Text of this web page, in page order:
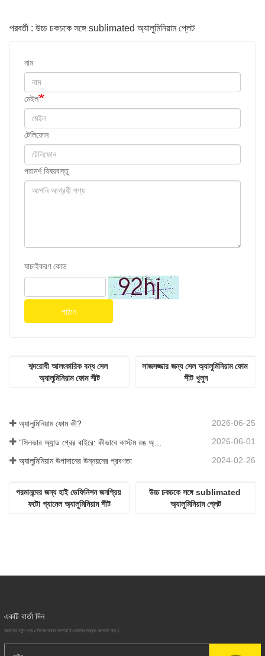
পরবর্তী : উচ্চ চকচকে সঙ্গে sublimated অ্যালুমিনিয়াম প্লেট
নাম
মেইল
টেলিফোন
পরামর্শ বিষয়বস্তু
যাচাইকরণ কোড
পাঠান
শব্দরোধী আলংকারিক বন্ধ সেল
অ্যালুমিনিয়াম ফোম শীট
সাজসজ্জার জন্য সেল অ্যালুমিনিয়াম ফোম
শীট খুলুন
অ্যালুমিনিয়াম ফোম কী? 2026-06-25
“সিলভার অ্যান্ড গ্রের বাইরে: কীভাবে কাস্টম রঙ অ্যালুমিনিয়াম ফোমের জন্য অসীম সম্ভাবনা উন্মোচন করে?” 2026-06-01
অ্যালুমিনিয়াম উপাদানের উন্নয়নের প্রবণতা 2024-02-26
পরমানন্দের জন্য হাই ডেফিনিশন জনপ্রিয়
ফটো প্যানেল অ্যালুমিনিয়াম শীট
উচ্চ চকচকে সঙ্গে sublimated
অ্যালুমিনিয়াম প্লেট
একটি বার্তা দিন
আমাদের নতুন পণ্য ও বিশেষ অফার সম্পর্কে ই-মেইলের মাধ্যমে আপডেট পান।